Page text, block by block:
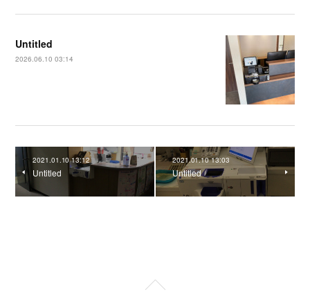
Untitled
2026.06.10 03:14
2021.01.10 13:12
Untitled
2021.01.10 13:03
Untitled